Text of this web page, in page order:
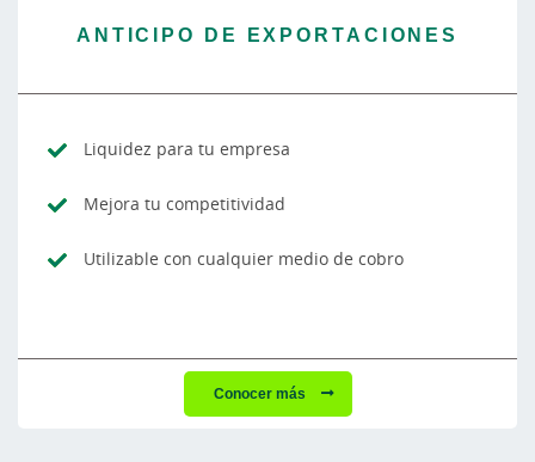
ANTICIPO DE EXPORTACIONES
Liquidez para tu empresa
Mejora tu competitividad
Utilizable con cualquier medio de cobro
Conocer más